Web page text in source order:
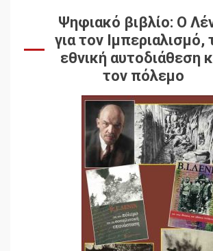
Ψηφιακό βιβλίο: Ο
για τον Ιμπεριαλισμό,
εθνική αυτοδιάθεση
τον πόλεμο